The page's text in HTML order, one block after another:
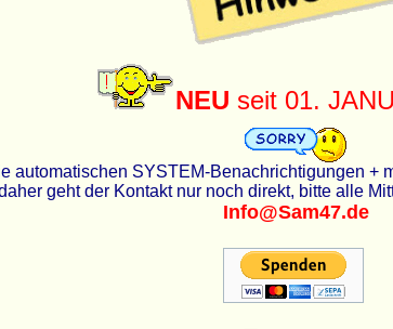
NEU seit 01.
automatischen SYSTEM-Benachrichtigungen
geht der Kontakt nur noch direkt, bitte alle
Info@Sam47.de